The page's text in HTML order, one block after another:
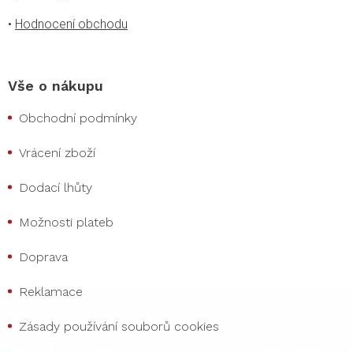
• Hodnocení obchodu
Vše o nákupu
Obchodní podmínky
Vrácení zboží
Dodací lhůty
Možnosti plateb
Doprava
Reklamace
Zásady používání souborů cookies